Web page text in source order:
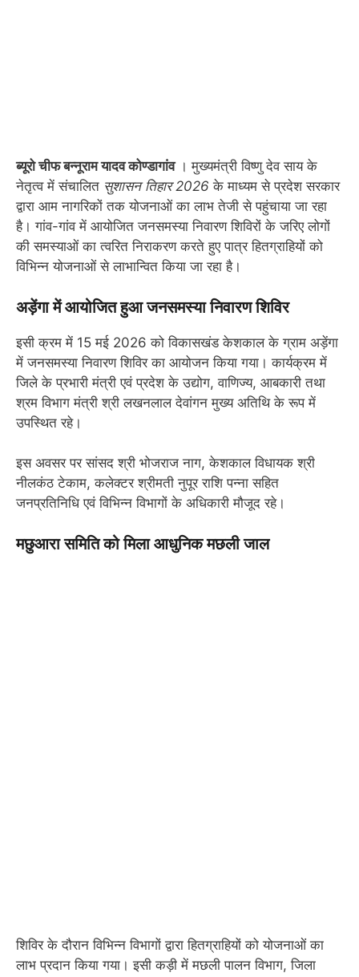
ब्यूरो चीफ बन्नूराम यादव कोण्डागांव। मुख्यमंत्री विष्णु देव साय के
नेतृत्व में संचालित सुशासन तिहार 2026 के माध्यम से प्रदेश सरकार
द्वारा आम नागरिकों तक योजनाओं का लाभ तेजी से पहुंचाया जा रहा
है। गांव-गांव में आयोजित जनसमस्या निवारण शिविरों के जरिए लोगों
की समस्याओं का त्वरित निराकरण करते हुए पात्र हितग्राहियों को
विभिन्न योजनाओं से लाभान्वित किया जा रहा है।
अड़ेंगा में आयोजित हुआ जनसमस्या निवारण शिविर
इसी क्रम में 15 मई 2026 को विकासखंड केशकाल के ग्राम अड़ेंगा
में जनसमस्या निवारण शिविर का आयोजन किया गया। कार्यक्रम में
जिले के प्रभारी मंत्री एवं प्रदेश के उद्योग, वाणिज्य, आबकारी तथा
श्रम विभाग मंत्री श्री लखनलाल देवांगन मुख्य अतिथि के रूप में
उपस्थित रहे।
इस अवसर पर सांसद श्री भोजराज नाग, केशकाल विधायक श्री
नीलकंठ टेकाम, कलेक्टर श्रीमती नुपूर राशि पन्ना सहित
जनप्रतिनिधि एवं विभिन्न विभागों के अधिकारी मौजूद रहे।
मछुआरा समिति को मिला आधुनिक मछली जाल
शिविर के दौरान विभिन्न विभागों द्वारा हितग्राहियों को योजनाओं का
लाभ प्रदान किया गया। इसी कड़ी में मछली पालन विभाग, जिला